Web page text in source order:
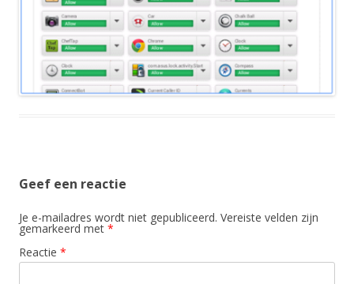
Geef een reactie
Je e-mailadres wordt niet gepubliceerd. Vereiste velden zijn
gemarkeerd met *
Reactie *